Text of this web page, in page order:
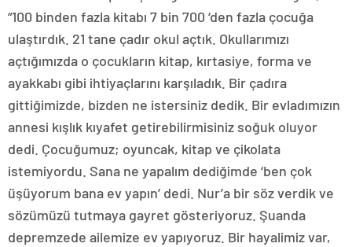
“100 binden fazla kitabı 7 bin 700 ‘den fazla çocuğa
ulaştırdık. 21 tane çadır okul açtık. Okullarımızı
açtığımızda o çocukların kitap, kırtasiye, forma ve
ayakkabı gibi ihtiyaçlarını karşıladık. Bir çadıra
gittiğimizde, bizden ne istersiniz dedik. Bir evladımızın
annesi kışlık kıyafet getirebilirmisiniz soğuk oluyor
dedi. Çocuğumuz; oyuncak, kitap ve çikolata
istemiyordu. Sana ne yapalım dediğimde ‘ben çok
üşüyorum bana ev yapın’ dedi. Nur’a bir söz verdik ve
sözümüzü tutmaya gayret gösteriyoruz. Şuanda
depremzede ailemize ev yapıyoruz. Bir hayalimiz var,